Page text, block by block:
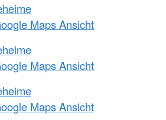
Maps Ansicht
Maps Ansicht
Maps Ansicht